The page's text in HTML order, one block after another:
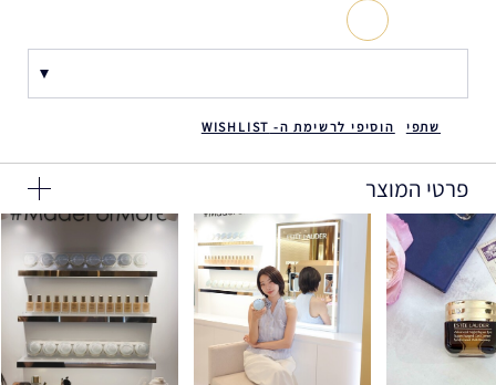
שתפי הוסיפי לרשימת ה- WISHLIST
פרטי המוצר